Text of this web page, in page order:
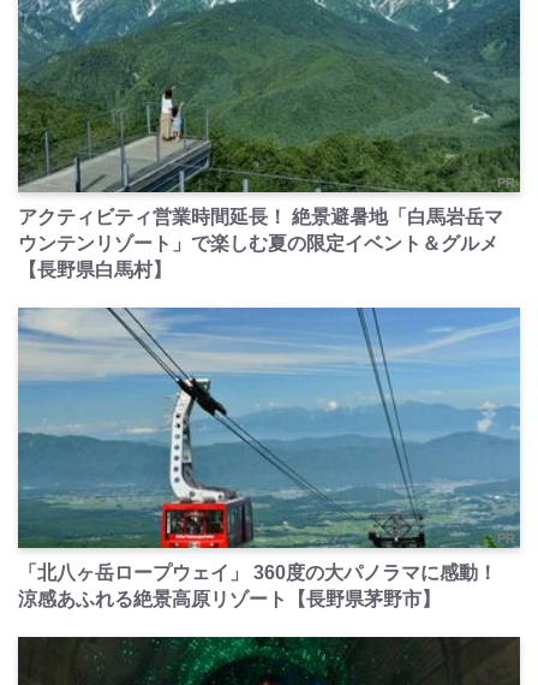
PR
アクティビティ営業時間延長！ 絶景避暑地「白馬岩岳マ
ウンテンリゾート」で楽しむ夏の限定イベント＆グルメ
【長野県白馬村】
PR
「北八ヶ岳ロープウェイ」 360度の大パノラマに感動！
涼感あふれる絶景高原リゾート【長野県茅野市】